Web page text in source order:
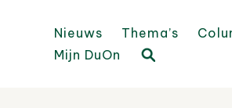
Nieuws Thema’s
Mijn DuOn